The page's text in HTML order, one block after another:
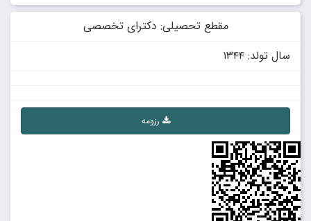
مقطع تحصیلی: دکترای تخصصی
سال تولد: ۱۳۴۴
رزومه